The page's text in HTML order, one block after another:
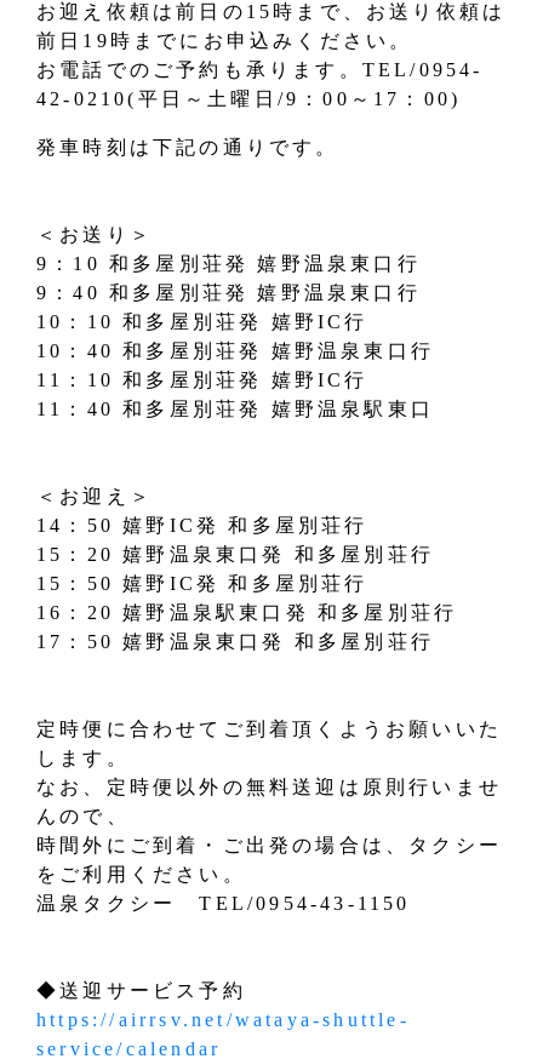
お迎え依頼は前日の15時まで、お送り依頼は
前日19時までにお申込みください。
お電話でのご予約も承ります。TEL/0954-
42-0210(平日～土曜日/9：00～17：00)
発車時刻は下記の通りです。
＜お送り＞
9：10 和多屋別荘発 嬉野温泉東口行
9：40 和多屋別荘発 嬉野温泉東口行
10：10 和多屋別荘発 嬉野IC行
10：40 和多屋別荘発 嬉野温泉東口行
11：10 和多屋別荘発 嬉野IC行
11：40 和多屋別荘発 嬉野温泉駅東口
＜お迎え＞
14：50 嬉野IC発 和多屋別荘行
15：20 嬉野温泉東口発 和多屋別荘行
15：50 嬉野IC発 和多屋別荘行
16：20 嬉野温泉駅東口発 和多屋別荘行
17：50 嬉野温泉東口発 和多屋別荘行
定時便に合わせてご到着頂くようお願いいた
します。
なお、定時便以外の無料送迎は原則行いませ
んので、
時間外にご到着・ご出発の場合は、タクシー
をご利用ください。
温泉タクシー TEL/0954-43-1150
◆送迎サービス予約
https://airrsv.net/wataya-shuttle-
service/calendar